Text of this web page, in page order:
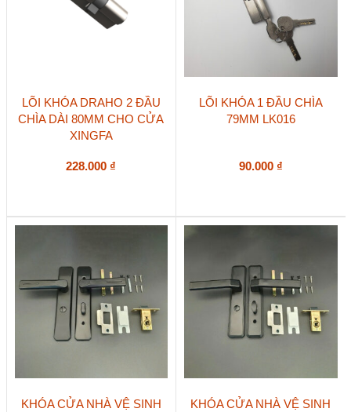
LÕI KHÓA DRAHO 2 ĐẦU
CHÌA DÀI 80MM CHO CỬA
XINGFA
228.000 ₫
LÕI KHÓA 1 ĐẦU CHÌA
79MM LK016
90.000 ₫
KHÓA CỬA NHÀ VỆ SINH
KHÓA CỬA NHÀ VỆ SINH